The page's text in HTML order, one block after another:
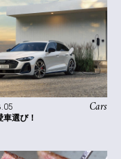
Cars
選び！